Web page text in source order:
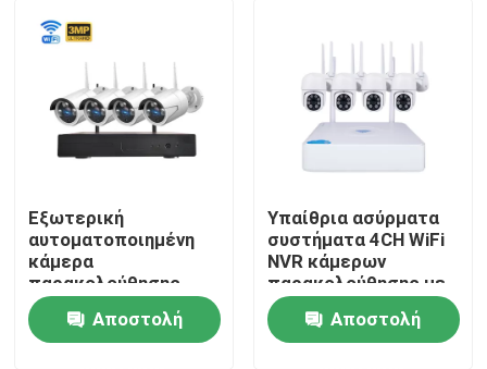
Σπίτι
Προϊόντα
Εξωτερική
αυτοματοποιημένη
κάμερα
παρακολούθησης
CCTV Kit 4CH nVR
3MP 5MP Ασφάλεια
Wifi παρακολούθηση
Αποστολή
Υπαίθρια ασύρματα
συστήματα 4CH WiFi
NVR κάμερων
παρακολούθησης με
τον ακουστικό cOem
Αποστολή